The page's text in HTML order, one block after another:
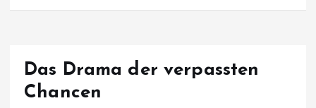
Das Drama der verpassten
Chancen